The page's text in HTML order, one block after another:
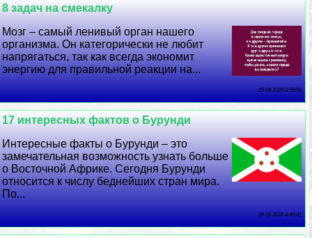
8 задач на смекалку
Мозг – самый ленивый орган нашего
организма. Он категорически не любит
напрягаться, так как всегда экономит
энергию для правильной реакции на...
25 06 2026 3:59:56
17 интересных фактов о Бурунди
Интересные факты о Бурунди – это
замечательная возможность узнать больше
о Восточной Африке. Сегодня Бурунди
относится к числу беднейших стран мира.
По...
24 06 2026 4:46:41